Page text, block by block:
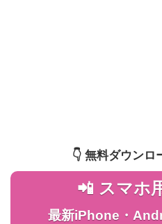
👇️ 無料ダウンロ
📲 スマホ
最新iPhone・